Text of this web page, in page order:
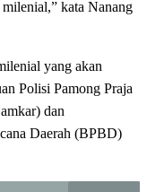
kata Nanang
yang akan
Polisi Pamong Praja
dan
Daerah (BPBD)